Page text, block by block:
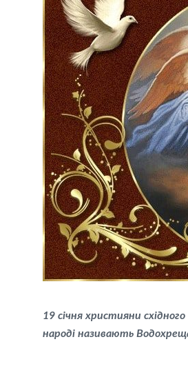
19 січня християни
народі називають